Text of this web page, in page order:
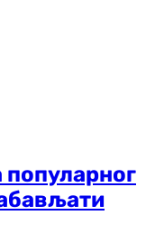
популарног